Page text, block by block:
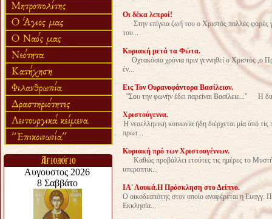
Oι δέκα λεπροί!
Στην επίγεια ζωή του ο Χριστός πολλές φορές
του...
Κυριακή μετά τα Φώτα.
Οχτακόσια χρόνια πριν γεννηθεί ο Χριστός ,ο
έν...
Eις Τον Ουρανοφάντορα Βασίλειον.
''Σου την φωνήν έδει παρείναι Βασίλειε...'' Η
Xριστούγεννα.
Ἡ νεοελληνική κοινωνία ἤδη διέρχεται μία ἀπό
πρωτ...
Κυριακή πρό των Χριστουγέννων.
Καθώς προβάλλει ετούτες τις ημέρες το
υπεροπτικ...
ΙΑ' Λουκά.Η Πρόσκληση στο Δείπνο.
Ο οικοδεσπότης στον οποίο αναφέρεται η Ευαγγ.
Εκκλησία...